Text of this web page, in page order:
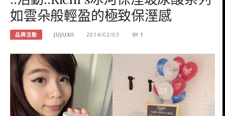
如雲朵般輕盈的極致保溼感
品牌活動 JUJUXII 2014/02/03 1